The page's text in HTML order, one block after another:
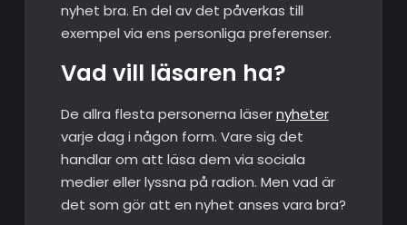
nyhet bra. En del av det påverkas till
exempel via ens personliga preferenser.
Vad vill läsaren ha?
De allra flesta personerna läsernyheter
varje dag i någon form. Vare sig det
handlar om att läsa dem via sociala
medier eller lyssna på radion. Men vad är
det som gör att en nyhet anses vara bra?